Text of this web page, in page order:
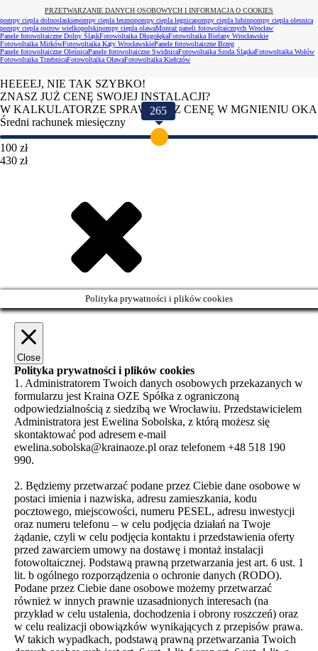
PRZETWARZANIE DANYCH OSOBOWYCH I INFORMACJA O COOKIES
pompy ciepla dolnoslaskiepompy ciepla lesznopompy ciepla legnicapompy ciepla lubinpompy ciepla olesnica
pompy ciepla ostrow wielkopolskipompy ciepla olawaMontaż paneli fotowoltaicznych Wrocław
Panele fotowoltaiczne Dolny ŚląskFotowoltaika DługołękaFotowoltaika Bielany Wrocławskie
Fotowoltaika MirkówFotowoltaika Kąty WrocławskiePanele fotowoltaiczne Brzeg
Panele fotowoltaiczne OleśnicaPanele fotowoltaiczne ŚwidnicaFotowoltaika Środa ŚląskaFotowoltaika Wołów
Fotowoltaika TrzebnicaFotowoltaika OławaFotowoltaika Kiełczów
HEEEEJ, NIE TAK SZYBKO!
ZNASZ JUŻ CENĘ SWOJEJ INSTALACJI?
W KALKULATORZE SPRAWDZISZ CENĘ W MGNIENIU OKA
Średni rachunek miesięczny
265
100 zł
430 zł
Polityka prywatności i plików cookies
Close
Polityka prywatności i plików cookies
1. Administratorem Twoich danych osobowych przekazanych w
formularzu jest Kraina OZE Spółka z ograniczoną
odpowiedzialnością z siedzibą we Wrocławiu. Przedstawicielem
Administratora jest Ewelina Sobolska, z którą możesz się
skontaktować pod adresem e-mail
ewelina.sobolska@krainaoze.pl oraz telefonem +48 518 190
990.
2. Będziemy przetwarzać podane przez Ciebie dane osobowe w
postaci imienia i nazwiska, adresu zamieszkania, kodu
pocztowego, miejscowości, numeru PESEL, adresu inwestycji
oraz numeru telefonu – w celu podjęcia działań na Twoje
żądanie, czyli w celu podjęcia kontaktu i przedstawienia oferty
przed zawarciem umowy na dostawę i montaż instalacji
fotowoltaicznej. Podstawą prawną przetwarzania jest art. 6 ust. 1
lit. b ogólnego rozporządzenia o ochronie danych (RODO).
Podane przez Ciebie dane osobowe możemy przetwarzać
również w innych prawnie uzasadnionych interesach (na
przykład w celu ustalenia, dochodzenia i obrony roszczeń) oraz
w celu realizacji obowiązków wynikających z przepisów prawa.
W takich wypadkach, podstawą prawną przetwarzania Twoich